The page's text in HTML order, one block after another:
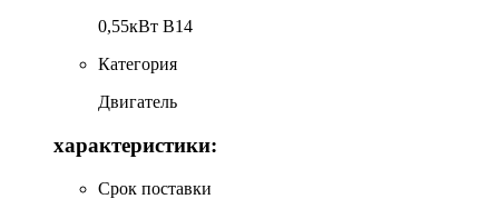
0,55кВт B14
Категория
Двигатель
характеристики:
Срок поставки